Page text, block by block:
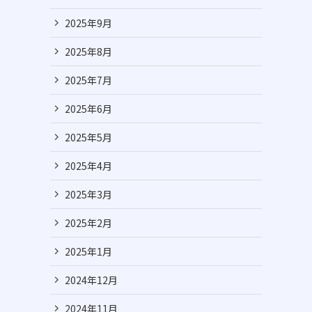
2025年9月
2025年8月
2025年7月
2025年6月
2025年5月
2025年4月
2025年3月
2025年2月
2025年1月
2024年12月
2024年11月